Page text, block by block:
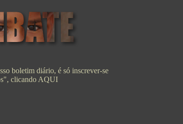
boletim diário, é só inscrever-se
clicando AQUI